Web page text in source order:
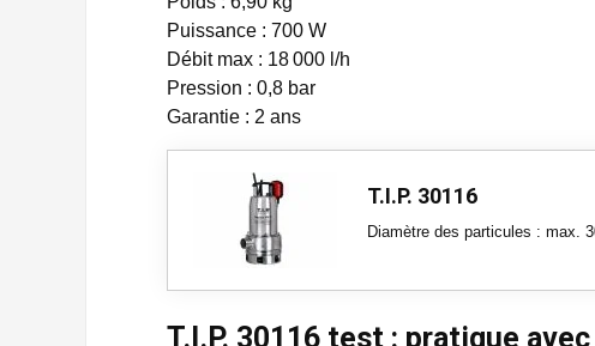
Puissance : 700 W
Débit max : 18 000 l/h
Pression : 0,8 bar
Garantie : 2 ans
T.I.P. 30116
Diamètre des particules : max.
T.I.P. 30116 test : pratique